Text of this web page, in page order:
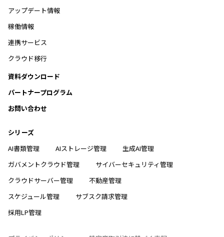
アップデート情報
稼働情報
連携サービス
クラウド移行
資料ダウンロード
パートナープログラム
お問い合わせ
シリーズ
AI書類管理
AIストレージ管理
生成AI管理
ガバメントクラウド管理
サイバーセキュリティ管理
クラウドサーバー管理
不動産管理
スケジュール管理
サブスク請求管理
採用LP管理